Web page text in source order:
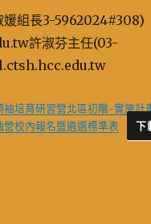
媛組長3-5962024#308)
許淑芬主任(03-
袖培育研習營北區初階-實施計
校內報名暨遴選標準表 下